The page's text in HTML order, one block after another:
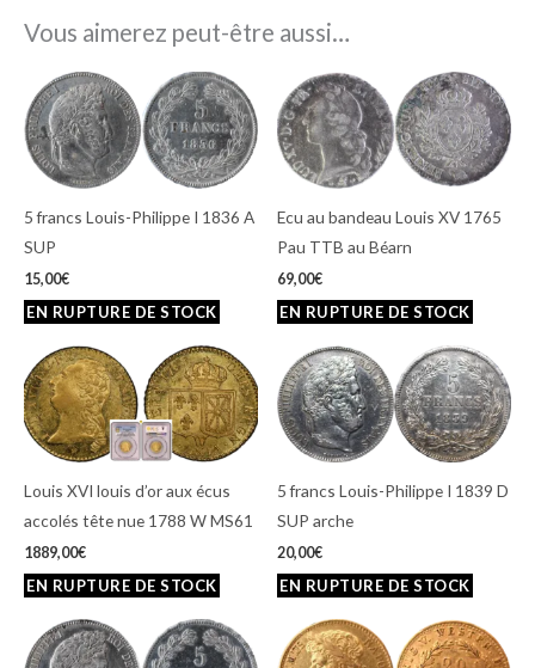
Vous aimerez peut-être aussi…
5 francs Louis-Philippe I 1836 A
SUP
15,00€
Ecu au bandeau Louis XV 1765
Pau TTB au Béarn
69,00€
Louis XVI louis d’or aux écus
accolés tête nue 1788 W MS61
1889,00€
5 francs Louis-Philippe I 1839 D
SUP arche
20,00€